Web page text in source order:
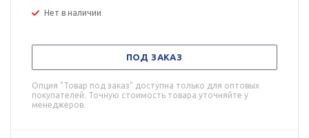
Нет в наличии
ПОД ЗАКАЗ
Опция "Товар под заказ" доступна только для оптовых
покупателей. Точную стоимость товара уточняйте у
менеджеров.